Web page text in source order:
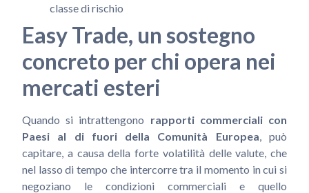
classe di rischio
Easy Trade, un sostegno
concreto per chi opera nei
mercati esteri
Quando si intrattengono rapporti commerciali con
Paesi al di fuori della Comunità Europea , può
capitare, a causa della forte volatilità delle valute, che
nel lasso di tempo che intercorre tra il momento in cui si
negoziano le condizioni commerciali e quello